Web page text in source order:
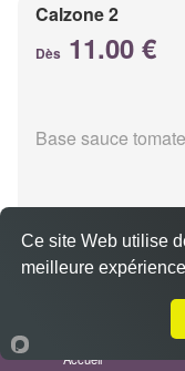
Calzone 2
Dès 11.00 €
Base sauce
Accueil
Ce site Web utilise
meilleure